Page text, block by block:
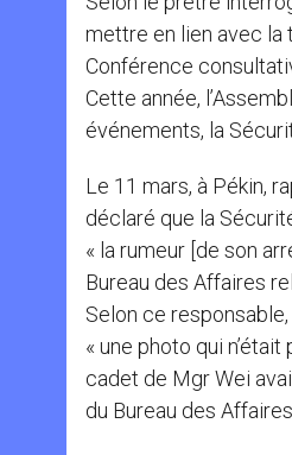
mettre en lien avec la
Conférence
Cette année,
événements, la
Le 11 mars, à Pékin,
déclaré que la
« la rumeur [de son
Bureau des Affaires
Selon ce
« une photo qui
cadet de Mgr Wei
du Bureau des